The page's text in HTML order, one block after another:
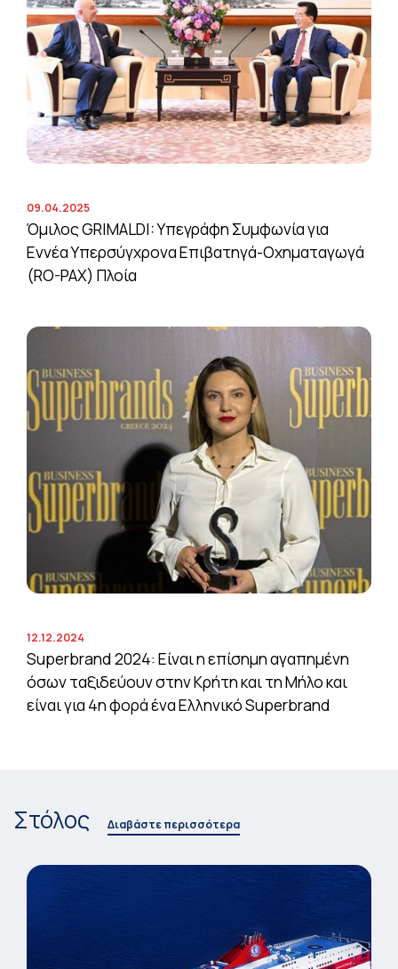
09.04.2025
Όμιλος GRIMALDI: Υπεγράφη Συμφωνία για
Εννέα Υπερσύγχρονα Επιβατηγά-Οχηματαγωγά
(RO-PAX) Πλοία
12.12.2024
Superbrand 2024: Είναι η επίσημη αγαπημένη
όσων ταξιδεύουν στην Κρήτη και τη Μήλο και
είναι για 4η φορά ένα Ελληνικό Superbrand
Στόλος Διαβάστε περισσότερα